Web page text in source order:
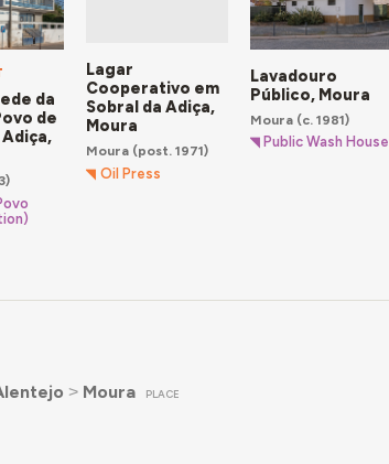
da
de
Lagar
Cooperativo em
Sobral da Adiça,
Moura
Moura (post. 1971)
Oil Press
Lavadouro
Público, Moura
Moura(c. 1981)
Public Wash House
˃ Moura PLACE